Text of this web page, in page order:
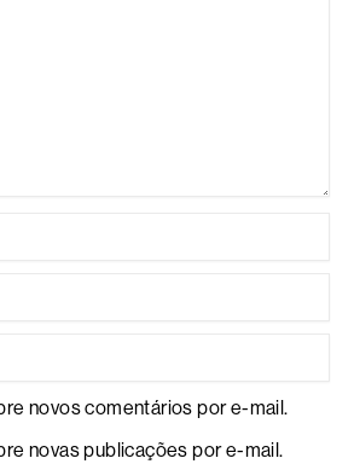
novos comentários por e-mail.
novas publicações por e-mail.